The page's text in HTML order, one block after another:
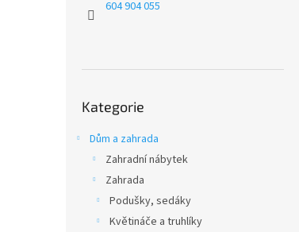
604 904 055
kategorie
Kategorie
Dům a zahrada
Zahradní nábytek
Zahrada
Podušky, sedáky
Květináče a truhlíky